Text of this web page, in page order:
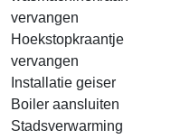
vervangen
Hoekstopkraantje
vervangen
Installatie geiser
Boiler aansluiten
Stadsverwarming